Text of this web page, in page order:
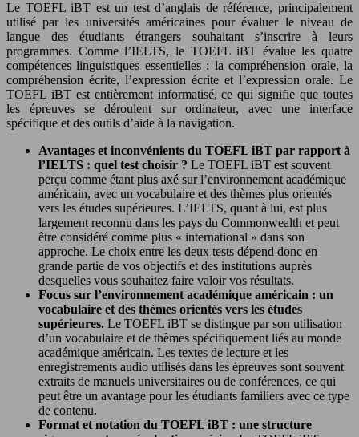
Le TOEFL iBT est un test d’anglais de référence, principalement
utilisé par les universités américaines pour évaluer le niveau de
langue des étudiants étrangers souhaitant s’inscrire à leurs
programmes. Comme l’IELTS, le TOEFL iBT évalue les quatre
compétences linguistiques essentielles : la compréhension orale, la
compréhension écrite, l’expression écrite et l’expression orale. Le
TOEFL iBT est entièrement informatisé, ce qui signifie que toutes
les épreuves se déroulent sur ordinateur, avec une interface
spécifique et des outils d’aide à la navigation.
Avantages et inconvénients du TOEFL iBT par rapport à
l’IELTS : quel test choisir ? Le TOEFL iBT est souvent
perçu comme étant plus axé sur l’environnement académique
américain, avec un vocabulaire et des thèmes plus orientés
vers les études supérieures. L’IELTS, quant à lui, est plus
largement reconnu dans les pays du Commonwealth et peut
être considéré comme plus « international » dans son
approche. Le choix entre les deux tests dépend donc en
grande partie de vos objectifs et des institutions auprès
desquelles vous souhaitez faire valoir vos résultats.
Focus sur l’environnement académique américain : un
vocabulaire et des thèmes orientés vers les études
supérieures. Le TOEFL iBT se distingue par son utilisation
d’un vocabulaire et de thèmes spécifiquement liés au monde
académique américain. Les textes de lecture et les
enregistrements audio utilisés dans les épreuves sont souvent
extraits de manuels universitaires ou de conférences, ce qui
peut être un avantage pour les étudiants familiers avec ce type
de contenu.
Format et notation du TOEFL iBT : une structure